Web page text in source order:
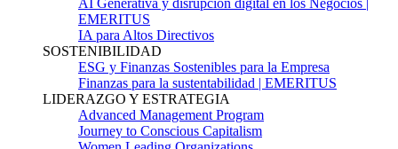
AI Generativa y disrupción digital en los Negocios |
EMERITUS
IA para Altos Directivos
SOSTENIBILIDAD
ESG y Finanzas Sostenibles para la Empresa
Finanzas para la sustentabilidad | EMERITUS
LIDERAZGO Y ESTRATEGIA
Advanced Management Program
Journey to Conscious Capitalism